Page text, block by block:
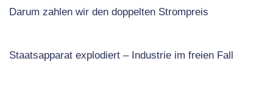
Darum zahlen wir den doppelten Strompreis
Staatsapparat explodiert – Industrie im freien Fall